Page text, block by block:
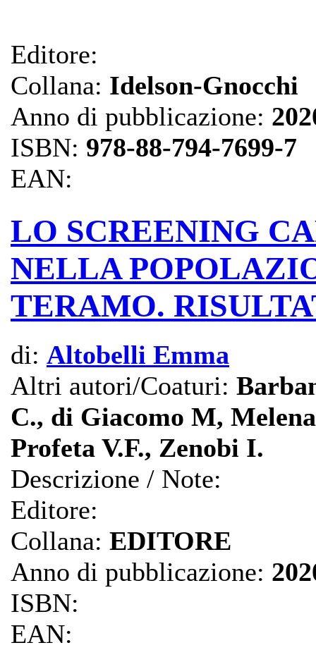
Editore:
Collana: Idelson-Gnocchi
Anno di pubblicazione:
ISBN: 978-88-794-7699-7
EAN:
LO SCREENING
NELLA
TERAMO.
di: Altobelli Emma
Altri autori/Coaturi:
C., di Giacomo M,
Profeta V.F., Zenobi I.
Descrizione / Note:
Editore:
Collana: EDITORE
Anno di pubblicazione:
ISBN:
EAN: